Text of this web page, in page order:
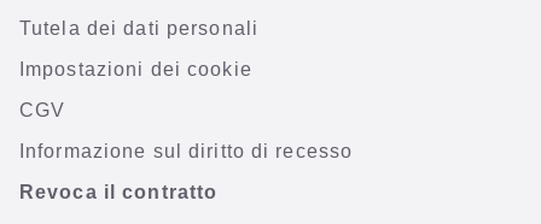
Tutela dei dati personali
Impostazioni dei cookie
CGV
Informazione sul diritto di recesso
Revoca il contratto